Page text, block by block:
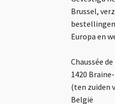
Brussel,
Europa en
Chaussée
1420
(ten zuiden
België